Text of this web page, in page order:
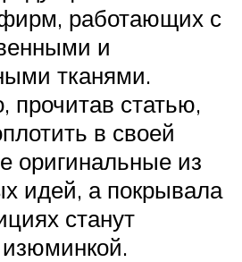
работающих с
и
тканями.
прочитав статью,
в своей
оригинальные из
идей, а покрывала
станут